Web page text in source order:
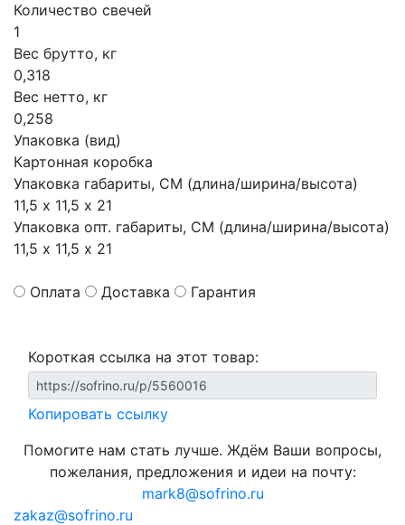
Количество свечей
1
Вес брутто, кг
0,318
Вес нетто, кг
0,258
Упаковка (вид)
Картонная коробка
Упаковка габариты, СМ (длина/ширина/высота)
11,5 х 11,5 х 21
Упаковка опт. габариты, СМ (длина/ширина/высота)
11,5 х 11,5 х 21
Оплата Доставка Гарантия
Короткая ссылка на этот товар:
Копировать ссылку
Помогите нам стать лучше. Ждём Ваши вопросы,
пожелания, предложения и идеи на почту:
mark8@sofrino.ru
zakaz@sofrino.ru